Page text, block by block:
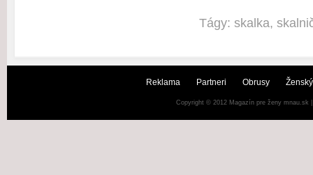
Tágy: skalka,
Reklama Partneri Obrusy
Copyright © 2012 Magazín pre ženy mnau.sk